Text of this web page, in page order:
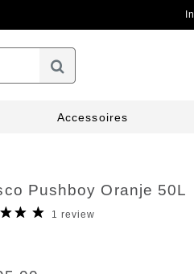
Accessoires
Pushboy Oranje 50L
1 review